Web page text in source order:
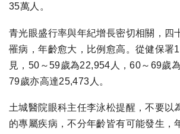
35萬人。
青光眼盛行率與年紀增長密切相關，四
罹病，年齡愈大，比例愈高。從健保署
見，50～59歲為22,954人，60～69歲
79歲亦高達25,473人。
土城醫院眼科主任李泳松提醒，不要以
的專屬疾病，不分年齡皆有可能發生，